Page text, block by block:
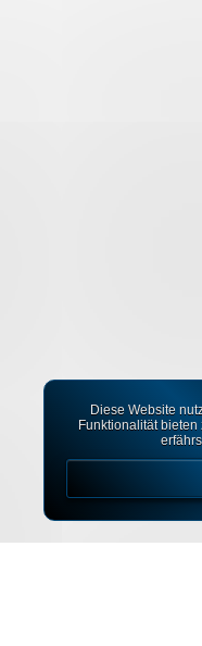
Diese Website
Funktionalität